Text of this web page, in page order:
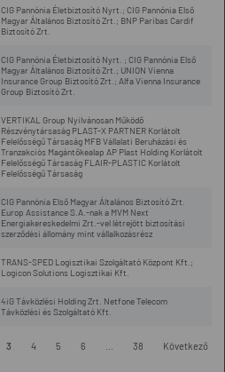
CIG Pannónia Életbiztosító Nyrt.; CIG Pannónia Első
Magyar Általános Biztosító Zrt.; BNP Paribas Cardif
Biztosító Zrt.
CIG Pannónia Életbiztosító Nyrt. ; CIG Pannónia Első
Magyar Általános Biztosító Zrt.; UNION Vienna
Insurance Group Biztosító Zrt.; Alfa Vienna Insurance
Group Biztosító Zrt.
VERTIKAL Group Nyilvánosan Működő
Részvénytársaság PLAST-X PARTNER Korlátolt
Felelősségű Társaság MFB Vállalati Beruházási és
Tranzakciós Magántőkealap AP Plast Holding Korlátolt
Felelősségű Társaság FLAIR-PLASTIC Korlátolt
Felelősségű Társaság
CIG Pannónia Első Magyar Általános Biztosító Zrt.
Europ Assistance S.A.-nak a MVM Next
Energiakereskedelmi Zrt.-vel létrejött biztosítási
szerződési állomány mint vállalkozásrész
TRANS-SPED Logisztikai Szolgáltató Központ Kft.;
Logicon Solutions Logisztikai Kft.
4iG Távközlési Holding Zrt. Netfone Telecom
Távközlési és Szolgáltató Kft.
3 4 5 6 38 Következő